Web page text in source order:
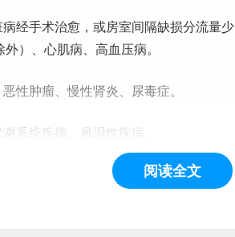
经手术治愈，或房室间隔缺损分流量
）、心肌病、高血压病。
性肿瘤、慢性肾炎、尿毒症。
系统疾病、风湿性疾病。
神经系统疾病；严重精神病未治愈、精
阅读全文